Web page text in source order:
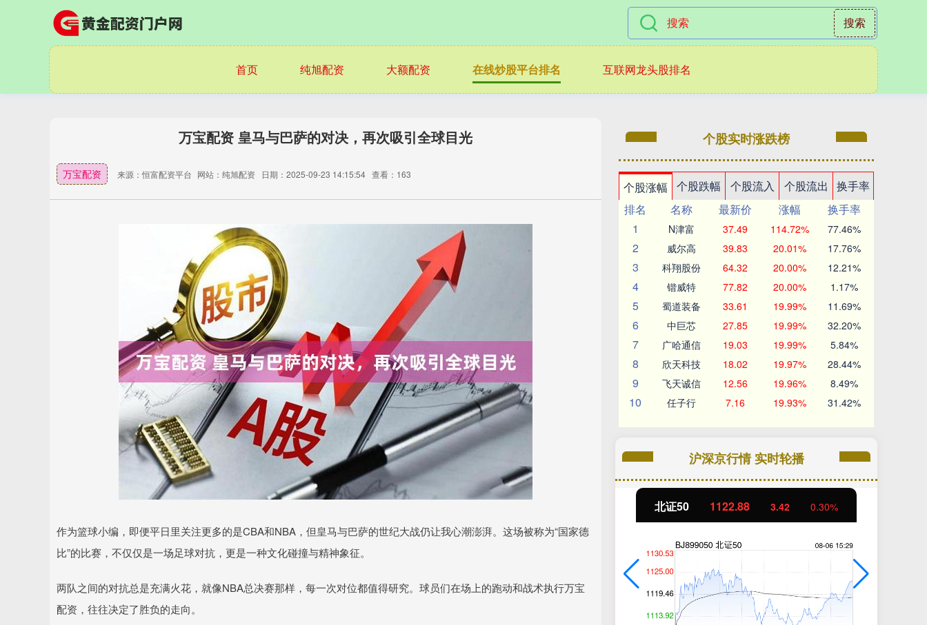
搜索
首页 纯旭配资 大额配资 在线炒股平台排名 互联网龙头股排名
万宝配资 皇马与巴萨的对决，再次吸引全球目光
万宝配资 来源：恒富配资平台 网站：纯旭配资 日期：2025-09-23 14:15:54 查看：163
作为篮球小编，即便平日里关注更多的是CBA和NBA，但皇马与巴萨的世纪大战仍让我心潮澎湃。这场被称为“国家德
比”的比赛，不仅仅是一场足球对抗，更是一种文化碰撞与精神象征。
两队之间的对抗总是充满火花，就像NBA总决赛那样，每一次对位都值得研究。球员们在场上的跑动和战术执行万宝
配资，往往决定了胜负的走向。
个股实时涨跌榜
个股涨幅 个股跌幅 个股流入 个股流出
换手率
排名
名称 最新价 涨幅
换手率
1
N津富 37.49 114.72% 77.46%
2 威尔高 39.83 20.01% 17.76%
3 科翔股份 64.32 20.00% 12.21%
4 锴威特 77.82 20.00% 1.17%
5 蜀道装备 33.61 19.99% 11.69%
6 中巨芯 27.85 19.99% 32.20%
7 广哈通信 19.03 19.99% 5.84%
8 欣天科技 18.02 19.97% 28.44%
9 飞天诚信 12.56 19.96% 8.49%
10 任子行 7.16 19.93% 31.42%
沪深京行情 实时轮播
北证50 1122.88 3.42 0.30%